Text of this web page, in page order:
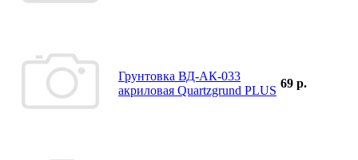
Грунтовка ВД-АК-033
акриловая Quartzgrund PLUS
69 р.